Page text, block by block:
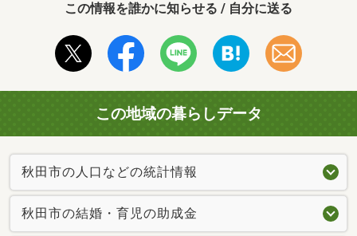
この情報を誰かに知らせる / 自分に送る
この地域の暮らしデータ
秋田市の人口などの統計情報
秋田市の結婚・育児の助成金